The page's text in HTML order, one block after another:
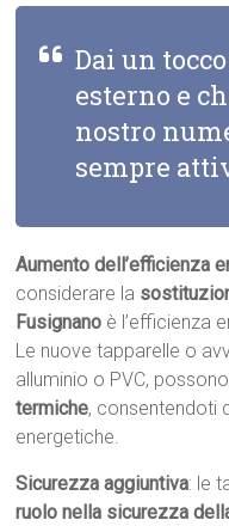
Dai un
esterno e
nostro
sempre
Aumento dell’efficienza
considerare la
Fusignano è l’efficienza
Le nuove tapparelle o
alluminio o PVC,
termiche, consentendoti
energetiche.
Sicurezza aggiuntiva: le
ruolo nella sicurezza